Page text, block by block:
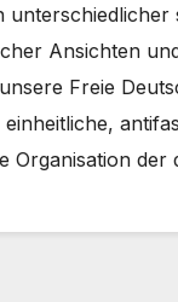
Ansichten
Freie
Organisation der